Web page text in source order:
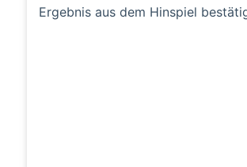
Ergebnis aus dem Hinspiel